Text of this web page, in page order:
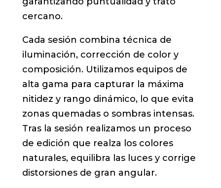
cercano.
Cada sesión combina técnica de
iluminación, corrección de color y
composición. Utilizamos equipos de
alta gama para capturar la máxima
nitidez y rango dinámico, lo que evita
zonas quemadas o sombras intensas.
Tras la sesión realizamos un proceso
de edición que realza los colores
naturales, equilibra las luces y corrige
distorsiones de gran angular.